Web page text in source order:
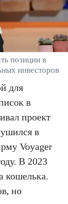
позиции в
инвесторов
для
в
проект
в
Voyager
В 2023
кошелька.
но